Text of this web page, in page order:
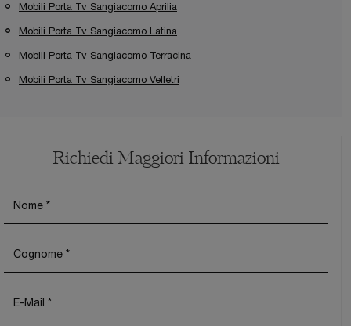
Mobili Porta Tv Sangiacomo Aprilia
Mobili Porta Tv Sangiacomo Latina
Mobili Porta Tv Sangiacomo Terracina
Mobili Porta Tv Sangiacomo Velletri
Richiedi Maggiori Informazioni